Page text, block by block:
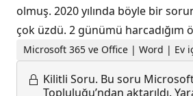
olmuş. 2020 yılında böyle bir
çok üzdü. 2 günümü harcadığım
Microsoft 365 ve Office | Word | Ev
Kilitli Soru. Bu soru
Topluluğu’ndan aktarıldı.